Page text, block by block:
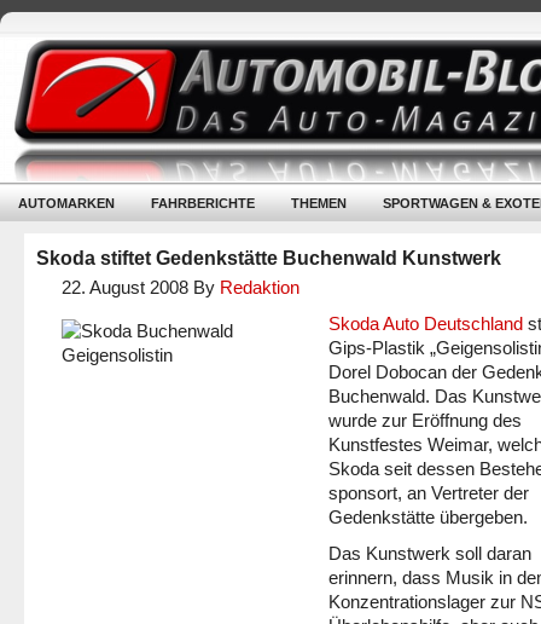
AUTOMARKEN FAHRBERICHTE THEMEN SPORTWAGEN &
Skoda stiftet Gedenkstätte Buchenwald Kunstwerk
22. August 2008 By Redaktion
Skoda Auto Deutschland
Gips-Plastik
Dorel Dobocan der
Buchenwald. Das
wurde zur Eröffnung des
Kunstfestes Weimar,
Skoda seit dessen
sponsort, an Vertreter der
Gedenkstätte übergeben.
Das Kunstwerk soll daran
erinnern, dass Musik in
Konzentrationslager zur